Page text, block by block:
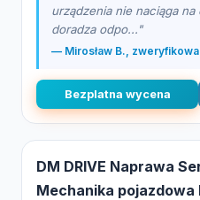
urządzenia nie naciąga
doradza odpo..."
— Mirosław B.,
Bezplatna wycena
DM DRIVE Naprawa
Mechanika